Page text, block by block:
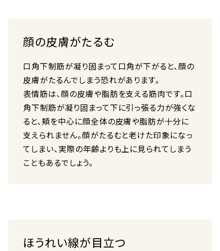
顔の皮膚がたるむ
口角下制筋が凝り固まって口角が下がると、顔の
皮膚がたるんでしまう恐れがあります。
表情筋は、顔の皮膚や脂肪を支える筋肉です。口
角下制筋が凝り固まって下に引っ張る力が強くな
ると、頬を中心に顔全体の皮膚や脂肪が十分に
支えられません。顔がたるむと老けた印象になっ
てしまい、実際の年齢よりも上に見られてしまう
こともあるでしょう。
ほうれい線が目立つ